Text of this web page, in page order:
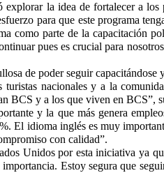
la idea de fortalecer a los
para que este programa
como parte de la capacitación
pues es crucial para
de poder seguir capacitándose
nacionales y a la
BCS y a los que viven en BCS”,
y la que más genera
El idioma inglés es muy
con calidad”.
Unidos por esta iniciativa ya
Estoy segura que